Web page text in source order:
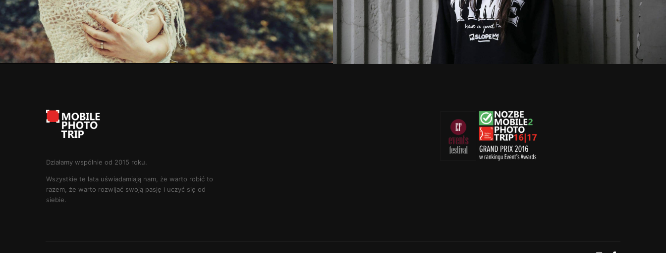
Działamy wspólnie od 2015 roku.
Wszystkie te lata uświadamiają nam, że warto robić to
razem, że warto rozwijać swoją pasję i uczyć się od
siebie.